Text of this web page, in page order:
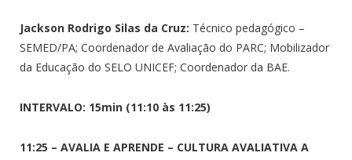
Jackson Rodrigo Silas da Cruz: Técnico pedagógico –
SEMED/PA; Coordenador de Avaliação do PARC; Mobilizador
da Educação do SELO UNICEF; Coordenador da BAE.
INTERVALO: 15min (11:10 às 11:25)
11:25 – AVALIA E APRENDE – CULTURA AVALIATIVA A